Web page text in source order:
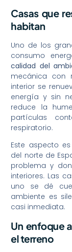
Casas que
habitan
Uno de los
consumo
calidad del
mecánica con
interior se
energía y sin
reduce la
partículas
respiratorio.
Este aspecto
del norte de
problema y
interiores. Las
uno se dé
ambiente es
casi inmediata.
Un enfoque
el terreno